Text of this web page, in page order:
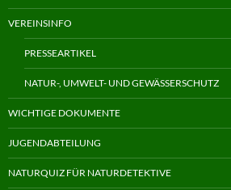
VEREINSINFO
PRESSEARTIKEL
NATUR-, UMWELT- UND GEWÄSSERSCHUTZ
WICHTIGE DOKUMENTE
JUGENDABTEILUNG
NATURQUIZ FÜR NATURDETEKTIVE